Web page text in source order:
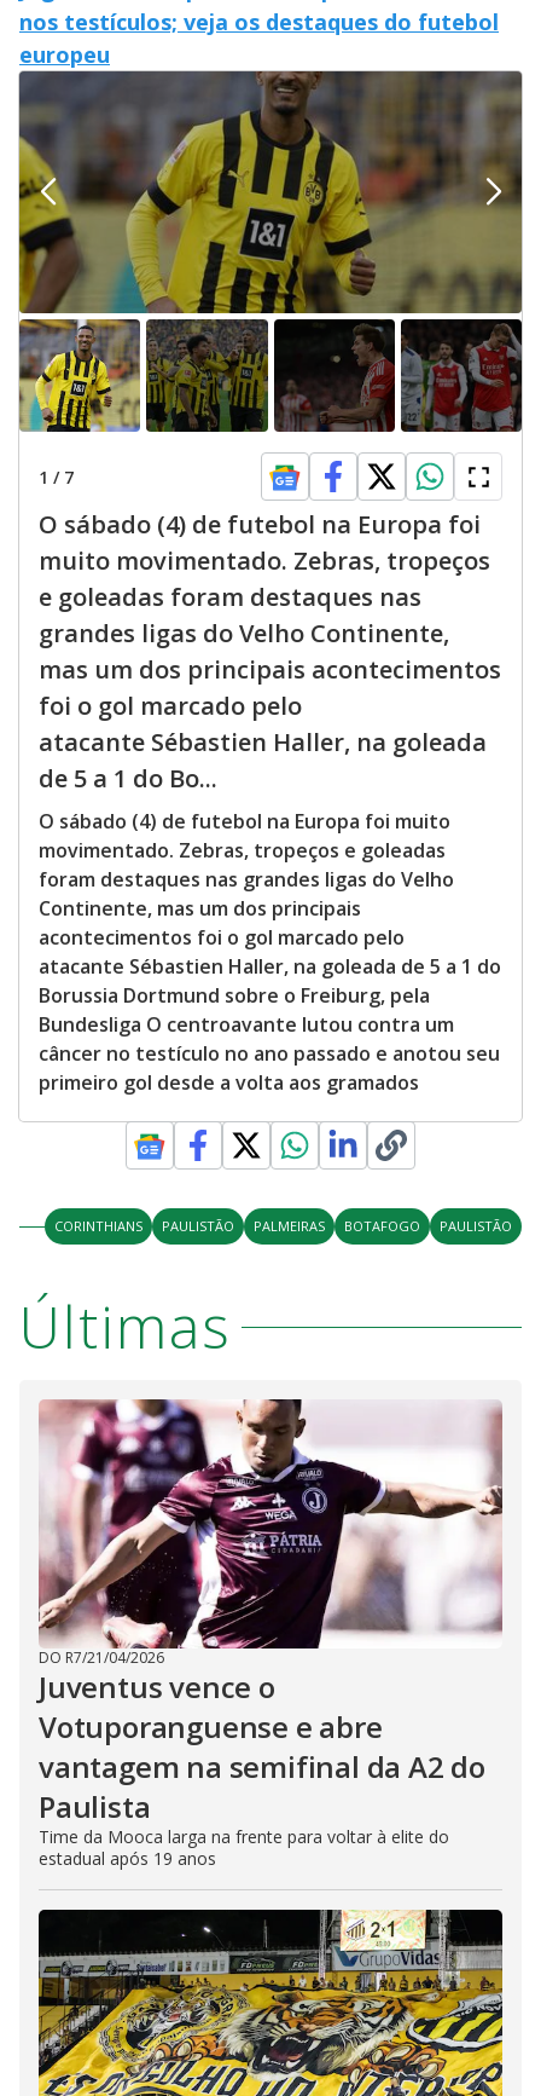
nos testículos; veja os destaques do futebol
europeu
1 / 7
O sábado (4) de futebol na Europa foi
muito movimentado. Zebras, tropeços
e goleadas foram destaques nas
grandes ligas do Velho Continente,
mas um dos principais acontecimentos
foi o gol marcado pelo
atacante Sébastien Haller, na goleada
de 5 a 1 do Bo...
O sábado (4) de futebol na Europa foi muito
movimentado. Zebras, tropeços e goleadas
foram destaques nas grandes ligas do Velho
Continente, mas um dos principais
acontecimentos foi o gol marcado pelo
atacante Sébastien Haller, na goleada de 5 a 1 do
Borussia Dortmund sobre o Freiburg, pela
Bundesliga O centroavante lutou contra um
câncer no testículo no ano passado e anotou seu
primeiro gol desde a volta aos gramados
CORINTHIANS PAULISTÃO PALMEIRAS BOTAFOGO PAULISTÃO
Últimas
DO R7/21/04/2026
Juventus vence o
Votuporanguense e abre
vantagem na semifinal da A2 do
Paulista
Time da Mooca larga na frente para voltar à elite do
estadual após 19 anos